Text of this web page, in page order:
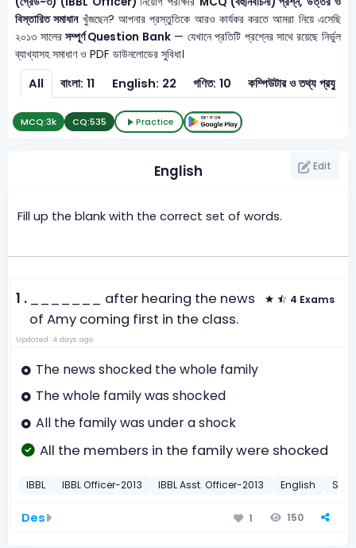
বিস্তারিত সমাধানখুঁজছেন? আপনার প্রস্তুতিকে আরও কার্যকর করতে আমরা নিয়ে এসেছি
২০১৩ সালেরসম্পূর্ণ Question Bank— যেখানে প্রতিটি প্রশ্নের সাথে রয়েছে নির্ভুল
ব্যাখ্যাসহ সমাধাণ ও PDF ডাউনলোডের সুবিধা।
All বাংলা: 11 English: 22 গণিত: 10 কম্পিউটার ও
MCQ:3k CQ:535 Practice
English Edit
Fill up the blank with the correct set of words.
1 .
_______ after hearing the news
of Amy coming first in the class.
4 Exams
Updated: 4 days ago
The news shocked the whole family
The whole family was shocked
All the family was under a shock
All the members in the family were shocked
IBBL IBBL Officer-2013 IBBL Asst. Officer-2013 English
Des 1 150